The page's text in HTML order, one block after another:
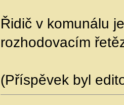
Řidič v komunálu
rozhodovacím
(Příspěvek byl